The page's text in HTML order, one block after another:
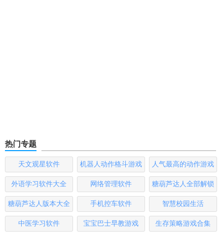
热门专题
天文观星软件
机器人动作格斗游戏
大全
人气最高的动作游戏
排行榜
外语学习软件大全 网络管理软件
糖葫芦达人全部解锁
版
糖葫芦达人版本大全 手机控车软件 智慧校园生活
中医学习软件 宝宝巴士早教游戏 生存策略游戏合集